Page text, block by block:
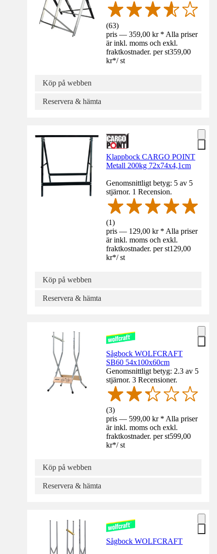
(63)
pris — 359,00 kr * Alla priser
är inkl. moms och exkl.
fraktkostnader. per st359,00
kr*/ st
Köp på webben
Reservera & hämta
Klappbock CARGO POINT
Metall 200kg 72x74x4,1cm
Genomsnittligt betyg: 5 av 5
stjärnor. 1 Recension.
(1)
pris — 129,00 kr * Alla priser
är inkl. moms och exkl.
fraktkostnader. per st129,00
kr*/ st
Köp på webben
Reservera & hämta
Sågbock WOLFCRAFT
SB60 54x100x60cm
Genomsnittligt betyg: 2.3 av 5
stjärnor. 3 Recensioner.
(3)
pris — 599,00 kr * Alla priser
är inkl. moms och exkl.
fraktkostnader. per st599,00
kr*/ st
Köp på webben
Reservera & hämta
Sågbock WOLFCRAFT